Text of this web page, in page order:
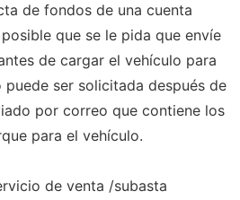
de fondos de una cuenta
que se le pida que envíe
de cargar el vehículo para
ser solicitada después de
por correo que contiene los
para el vehículo.
de venta /subasta